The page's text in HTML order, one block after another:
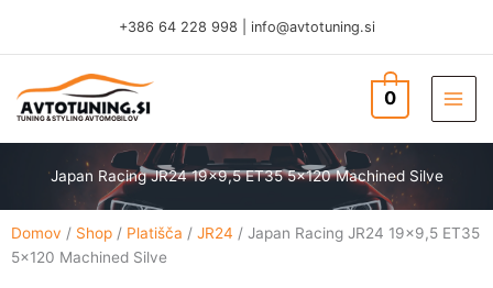
content
+386 64 228 998 info@avtotuning.si
TUNING & STYLING AVTOMOBILOV
0
Japan Racing JR24 19×9,5 ET35 5×120 Machined Silve
Domov / Shop / Platišča / JR24 / Japan Racing JR24 19×9,5 ET35
5×120 Machined Silve